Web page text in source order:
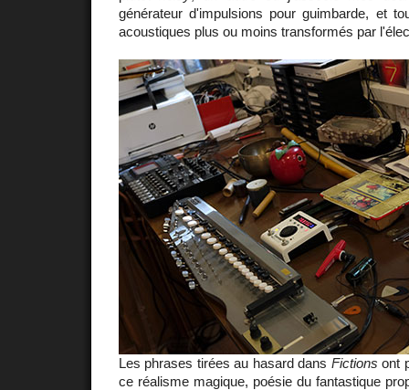
générateur d'impulsions pour guimbarde, et
acoustiques plus ou moins transformés par
Les phrases tirées au hasard dans Fictions ont
ce réalisme magique, poésie du fantastique